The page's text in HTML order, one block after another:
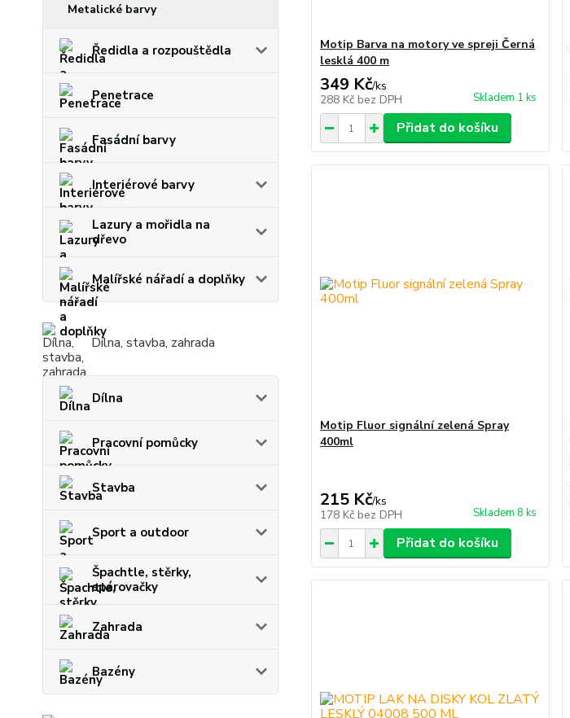
Metalické barvy
Ředidla a rozpouštědla
Penetrace
Fasádní barvy
Interiérové barvy
Lazury a mořidla na
dřevo
Malířské nářadí a doplňky
Dílna, stavba, zahrada
Dílna
Pracovní pomůcky
Stavba
Sport a outdoor
Špachtle, stěrky,
spárovačky
Zahrada
Bazény
Motip Barva na motory ve spreji Černá
lesklá 400 m
349 Kč/ks
288 Kč bez DPH Skladem 1 ks
Přidat do košíku
Motip Fluor signální zelená Spray
400ml
215 Kč/ks
178 Kč bez DPH Skladem 8 ks
Přidat do košíku